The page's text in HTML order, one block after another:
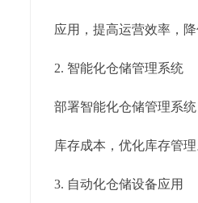
应用，提高运营效率，
2. 智能化仓储管理系统
部署智能化仓储管理系
库存成本，优化库存管
3. 自动化仓储设备应用